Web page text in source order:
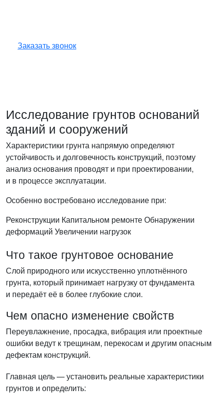
Заказать звонок
Исследование грунтов оснований
зданий и сооружений
Характеристики грунта напрямую определяют
устойчивость и долговечность конструкций, поэтому
анализ основания проводят и при проектировании,
и в процессе эксплуатации.
Особенно востребовано исследование при:
Реконструкции Капитальном ремонтеОбнаружении
деформаций Увеличении нагрузок
Что такое грунтовое основание
Слой природного или искусственно уплотнённого
грунта, который принимает нагрузку от фундамента
и передаёт её в более глубокие слои.
Чем опасно изменение свойств
Переувлажнение, просадка, вибрация или проектные
ошибки ведут к трещинам, перекосам и другим опасным
дефектам конструкций.
Главная цель — установить реальные характеристики
грунтов и определить: